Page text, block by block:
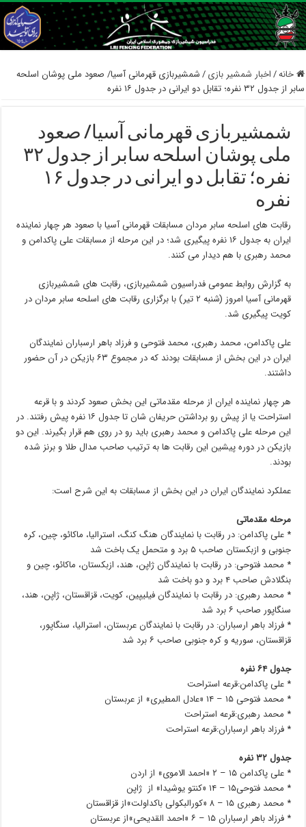
خانه/اخبار شمشیر بازی /شمشیربازی قهرمانی آسیا/ صعود ملی پوشان اسلحه
سابر از جدول ۳۲ نفره؛ تقابل دو ایرانی در جدول ۱۶ نفره
شمشیربازی قهرمانی آسیا/ صعود
ملی پوشان اسلحه سابر از جدول ۳۲
نفره؛ تقابل دو ایرانی در جدول ۱۶
نفره
رقابت های اسلحه سابر مردان مسابقات قهرمانی آسیا با صعود هر چهار نماینده
ایران به جدول ۱۶ نفره پیگیری شد؛ در این مرحله از مسابقات علی پاکدامن و
محمد رهبری با هم دیدار می کنند.
به گزارش روابط عمومی فدراسیون شمشیربازی، رقابت های شمشیربازی
قهرمانی آسیا امروز (شنبه ۲ تیر) با برگزاری رقابت های اسلحه سابر مردان در
کویت پیگیری شد.
علی پاکدامن، محمد رهبری، محمد فتوحی و فرزاد باهر ارسباران نمایندگان
ایران در این بخش از مسابقات بودند که در مجموع ۶۳ بازیکن در آن حضور
داشتند.
هر چهار نماینده ایران از مرحله مقدماتی این بخش صعود کردند و با قرعه
استراحت یا از پیش رو برداشتن حریفان شان تا جدول ۱۶ نفره پیش رفتند. در
این مرحله علی پاکدامن و محمد رهبری باید رو در روی هم قرار بگیرند. این دو
بازیکن در دوره پیشین این رقابت ها به ترتیب صاحب مدال طلا و برنز شده
بودند.
عملکرد نمایندگان ایران در این بخش از مسابقات به این شرح است:
مرحله مقدماتی
* علی پاکدامن: در رقابت با نمایندگان هنگ کنگ، استرالیا، ماکائو، چین، کره
جنوبی و ازبکستان صاحب ۵ برد و متحمل یک باخت شد
* محمد فتوحی: در رقابت با نمایندگان ژاپن، هند، ازبکستان، ماکائو، چین و
بنگلادش صاحب ۴ برد و دو باخت شد
* محمد رهبری: در رقابت با نمایندگان فیلیپین، کویت، قزاقستان، ژاپن، هند،
سنگاپور صاحب ۶ برد شد
* فرزاد باهر ارسباران: در رقابت با نمایندگان عربستان، استرالیا، سنگاپور،
قزاقستان، سوریه و کره جنوبی صاحب ۶ برد شد
جدول ۶۴ نفره
* علی پاکدامن:قرعه استراحت
* محمد فتوحی ۱۵ – ۱۴ «عادل المطیری» از عربستان
* محمد رهبری:قرعه استراحت
* فرزاد باهر ارسباران:قرعه استراحت
جدول ۳۲ نفره
* علی پاکدامن ۱۵ – ۲ «احمد الاموی» از اردن
* محمد فتوحی۱۵ – ۱۴ «کنتو یوشیدا» از ژاپن
* محمد رهبری ۱۵ – ۸ «کورالبکولی باکداولت»از قزاقستان
* فرزاد باهر ارسباران ۱۵ – ۶ «احمد القدیحی»از عربستان